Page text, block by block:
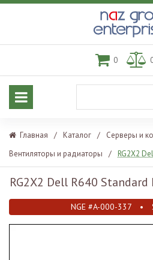
0
Главная / Каталог / Серверы и
Вентиляторы и радиаторы
/ RG2X2
RG2X2 Dell R640 Standard
NGE #A-000-337 •